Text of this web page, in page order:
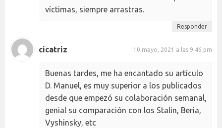
víctimas, siempre arrastras.
Responder
cicatriz 10 mayo, 2021 a las 9:46 pm
Buenas tardes, me ha encantado su artículo
D. Manuel, es muy superior a los publicados
desde que empezó su colaboración semanal,
genial su comparación con los Stalin, Beria,
Vyshinsky, etc